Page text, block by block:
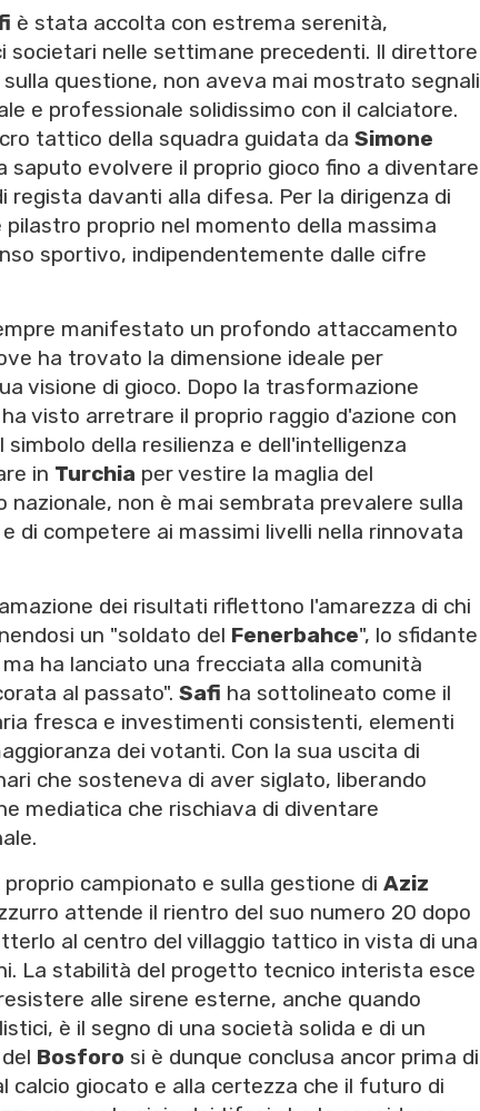
è stata accolta con estrema serenità,
nelle settimane precedenti. Il direttore
questione, non aveva mai mostrato segnali
e professionale solidissimo con il calciatore.
tattico della squadra guidata da Simone
saputo evolvere il proprio gioco fino a diventare
regista davanti alla difesa. Per la dirigenza di
pilastro proprio nel momento della massima
sportivo, indipendentemente dalle cifre
manifestato un profondo attaccamento
ha trovato la dimensione ideale per
visione di gioco. Dopo la trasformazione
visto arretrare il proprio raggio d'azione con
della resilienza e dell'intelligenza
in Turchia per vestire la maglia del
nazionale, non è mai sembrata prevalere sulla
e di competere ai massimi livelli nella rinnovata
dei risultati riflettono l'amarezza di chi
un "soldato del Fenerbahce", lo sfidante
ha lanciato una frecciata alla comunità
al passato". Safi ha sottolineato come il
fresca e investimenti consistenti, elementi
dei votanti. Con la sua uscita di
che sosteneva di aver siglato, liberando
mediatica che rischiava di diventare
campionato e sulla gestione di Aziz
attende il rientro del suo numero 20 dopo
al centro del villaggio tattico in vista di una
La stabilità del progetto tecnico interista esce
alle sirene esterne, anche quando
è il segno di una società solida e di un
Bosforo si è dunque conclusa ancor prima di
calcio giocato e alla certezza che il futuro di